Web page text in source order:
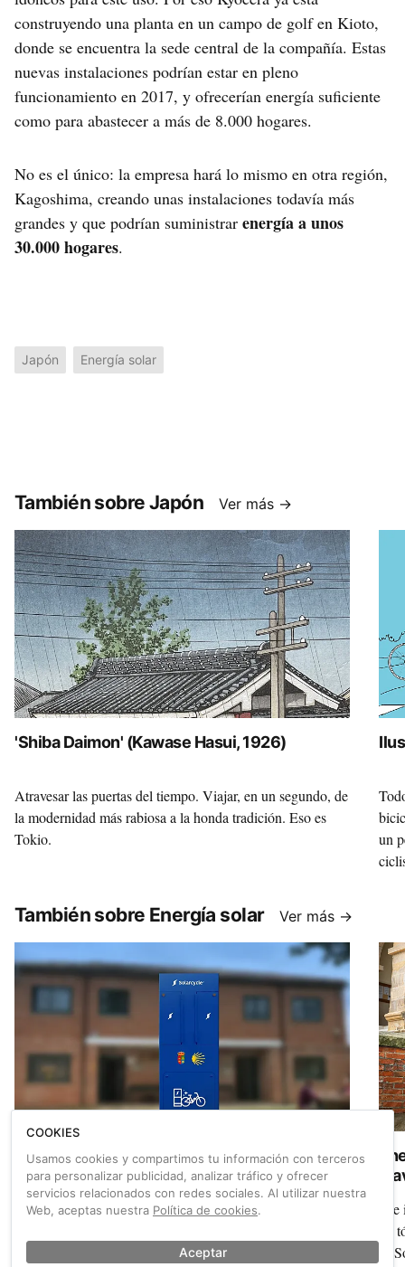
construyendo una planta en un campo de golf en Kioto,
donde se encuentra la sede central de la compañía. Estas
nuevas instalaciones podrían estar en pleno
funcionamiento en 2017, y ofrecerían energía suficiente
como para abastecer a más de 8.000 hogares.
No es el único: la empresa hará lo mismo en otra región,
Kagoshima, creando unas instalaciones todavía más
grandes y que podrían suministrar energía a unos
30.000 hogares.
Japón Energía solar
También sobre Japón Ver más →
'Shiba Daimon' (Kawase Hasui, 1926)
Atravesar las puertas del tiempo. Viajar, en un segundo, de
la modernidad más rabiosa a la honda tradición. Eso es
Tokio.
un
También sobre Energía solar Ver más →
Un cargador de e-bikes con energía solar en
el Camino de Santiago
Energía solar directa a la batería de tu bicicleta eléctrica.
La empresa de tótems solares Solarcycle ha instalado la
es
COOKIES
Usamos cookies y compartimos tu información con terceros
para personalizar publicidad, analizar tráfico y ofrecer
servicios relacionados con redes sociales. Al utilizar nuestra
Web, aceptas nuestra Política de cookies.
Aceptar